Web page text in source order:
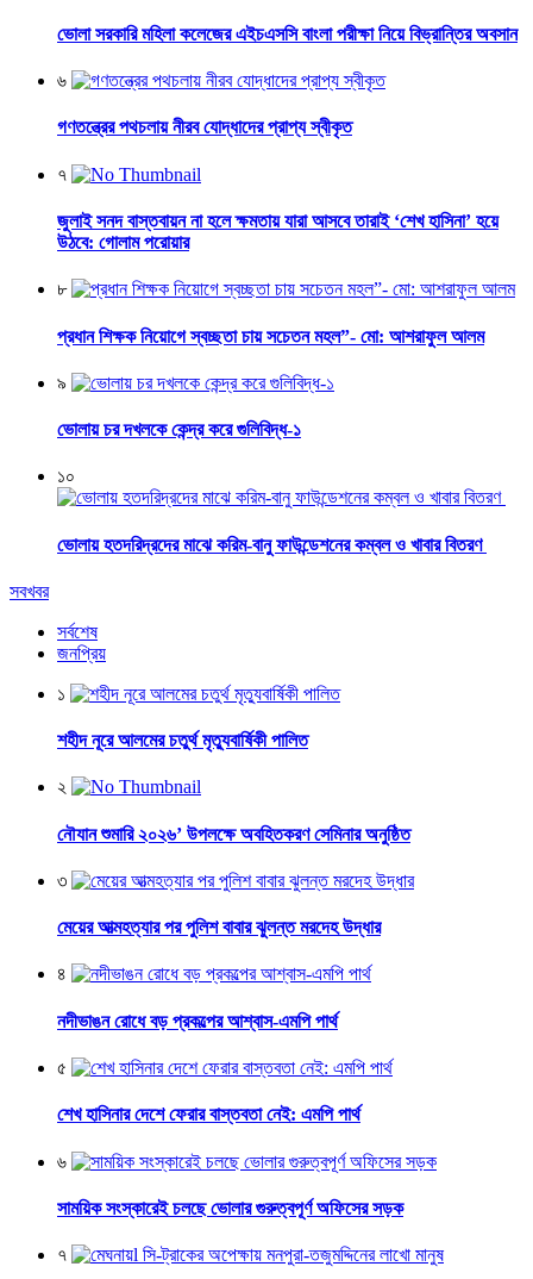
ভোলা সরকারি মহিলা কলেজের এইচএসসি বাংলা পরীক্ষা নিয়ে বিভ্রান্তির অবসান
৬
গণতন্ত্রের পথচলায় নীরব যোদ্ধাদের প্রাপ্য স্বীকৃত
৭
জুলাই সনদ বাস্তবায়ন না হলে ক্ষমতায় যারা আসবে তারাই ‘শেখ হাসিনা’ হয়ে
উঠবে: গোলাম পরোয়ার
৮
প্রধান শিক্ষক নিয়োগে স্বচ্ছতা চায় সচেতন মহল”- মো: আশরাফুল আলম
৯
ভোলায় চর দখলকে কেন্দ্র করে গুলিবিদ্ধ-১
১০
ভোলায় হতদরিদ্রদের মাঝে করিম-বানু ফাউন্ডেশনের কম্বল ও খাবার বিতরণ
সবখবর
সর্বশেষ
জনপ্রিয়
১
শহীদ নূরে আলমের চতুর্থ মৃত্যুবার্ষিকী পালিত
২
নৌযান শুমারি ২০২৬’ উপলক্ষে অবহিতকরণ সেমিনার অনুষ্ঠিত
৩
মেয়ের আত্মহত্যার পর পুলিশ বাবার ঝুলন্ত মরদেহ উদ্ধার
৪
নদীভাঙন রোধে বড় প্রকল্পের আশ্বাস-এমপি পার্থ
৫
শেখ হাসিনার দেশে ফেরার বাস্তবতা নেই: এমপি পার্থ
৬
সাময়িক সংস্কারেই চলছে ভোলার গুরুত্বপূর্ণ অফিসের সড়ক
৭